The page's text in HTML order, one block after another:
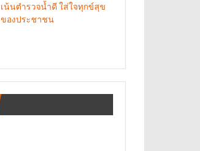
เน้นตำรวจน้ำดี ใส่ใจทุกข์สุข
ของประชาชน